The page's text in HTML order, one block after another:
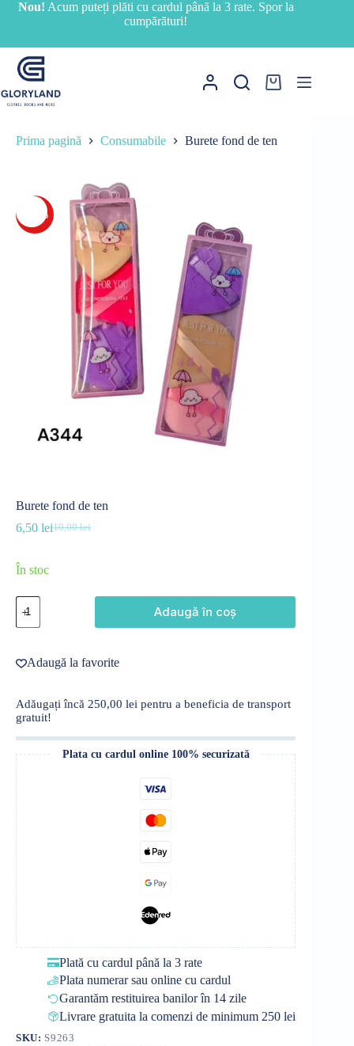
SariNou! Acum puteți plăti cu cardul până la 3 rate. Spor la
cumpărături!
Coș
Prima pagină
Consumabile Burete fond de ten
-35%
Burete fond de ten
10,00lei
Prețul
6,50 leiPrețul
În stoc
Cantitate
Burete
fond
Adaugă în coș
Adaugă la favorite
Adăugați încă 250,00 lei pentru a beneficia de transport
gratuit!
Plata cu cardul online 100% securizată
Plată cu cardul până la 3 rate
Plata numerar sau online cu cardul
Garantăm restituirea banilor în 14 zile
Livrare gratuita la comenzi de minimum 250 lei
SKU: S9263